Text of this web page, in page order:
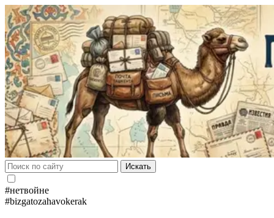
Искать
#нетвойне
#bizgatozahavokerak